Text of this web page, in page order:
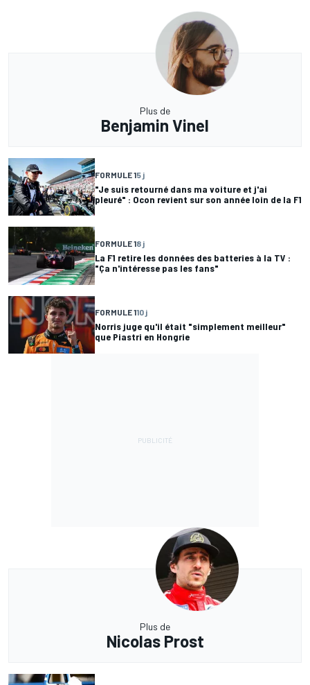
Plus de
Benjamin Vinel
FORMULE 15 j
"Je suis retourné dans ma voiture et j'ai
pleuré" : Ocon revient sur son année loin de la F1
FORMULE 18 j
La F1 retire les données des batteries à la TV :
"Ça n'intéresse pas les fans"
FORMULE 110 j
Norris juge qu'il était "simplement meilleur"
que Piastri en Hongrie
Plus de
Nicolas Prost